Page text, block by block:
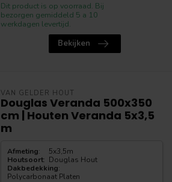
Dit product is op voorraad. Bij
bezorgen gemiddeld 5 a 10
werkdagen levertijd.
Bekijken
VAN GELDER HOUT
Douglas Veranda 500x350
cm | Houten Veranda 5x3,5
m
Afmeting:
5x3,5m
Houtsoort: Douglas Hout
Dakbedekking:
Polycarbonaat Platen